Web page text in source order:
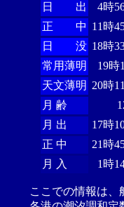
日 出
4時
正 中 11時
日 没 18時
常用薄明
19時
天文薄明 20時
月 齢
月 出
17時
正 中
21時
月 入
1時
ここでの情報は